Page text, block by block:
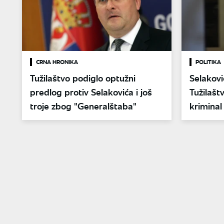
CRNA HRONIKA
Tužilaštvo podiglo optužni
predlog protiv Selakovića i još
troje zbog "Generalštaba"
POLITIKA
kriminal